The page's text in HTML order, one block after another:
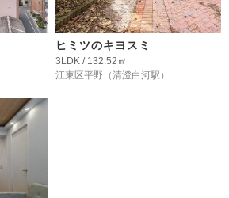
ヒミツのキヨスミ
3LDK / 132.52㎡
江東区平野 （清澄白河駅）